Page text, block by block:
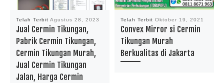
Telah Terbit Agustus 28, 2023
Jual Cermin Tikungan,
Pabrik Cermin Tikungan,
Cermin Tikungan Murah,
Jual Cermin Tikungan
Jalan, Harga Cermin
Telah Terbit Oktober 19, 2021
Convex Mirror si Cermin
Tikungan Murah
Berkualitas di Jakarta